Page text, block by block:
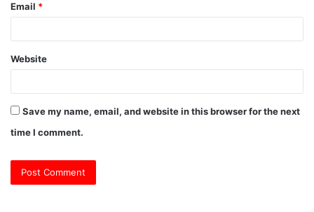
Email *
Website
Save my name, email, and website in this browser for the next
time I comment.